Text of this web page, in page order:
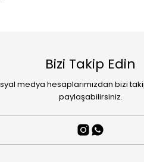
Bizi Takip Edin
medya hesaplarımızdan bizi
paylaşabilirsiniz.